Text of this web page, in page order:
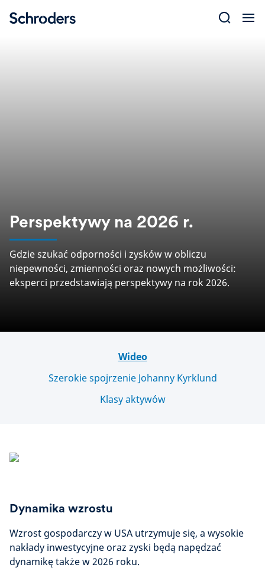
Perspektywy na 2026 r.
Gdzie szukać odporności i zysków w obliczu
niepewności, zmienności oraz nowych możliwości:
eksperci przedstawiają perspektywy na rok 2026.
Wideo
Szerokie spojrzenie Johanny Kyrklund
Klasy aktywów
Dynamika wzrostu
Wzrost gospodarczy w USA utrzymuje się, a wysokie
nakłady inwestycyjne oraz zyski będą napędzać
dynamikę także w 2026 roku.